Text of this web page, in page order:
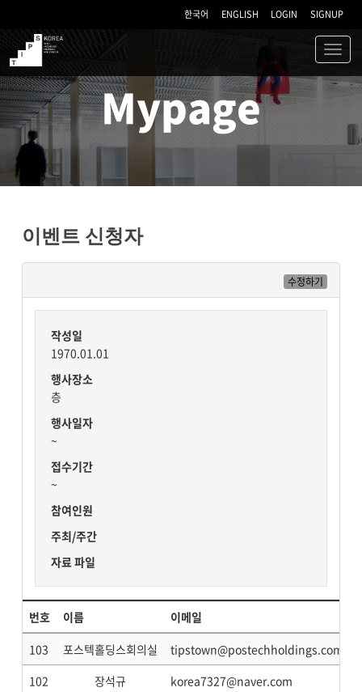
한국어 ENGLISH LOGIN SIGNUP
TIPS
Mypage
이벤트 신청자
수정하기
작성일
1970.01.01
행사장소
층
행사일자
~
접수기간
~
참여인원
주최/주간
자료 파일
번호 이름 이메일
103
포스텍홀딩스회의실 tipstown@postechholdings.com
102
장석규 korea7327@naver.com